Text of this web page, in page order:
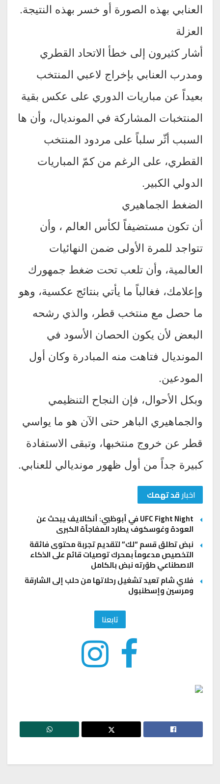
العنابي بهذه الصورة أو خسر بهذه النتيجة.
العزلة
أشار كثيرون إلى خطأ الاتحاد القطري
ومدرب العنابي بإخراج لاعبي المنتخب
بعيداً عن مباريات الدوري على عكس بقية
المنتخبات المشاركة في المونديال، وأن ها
السبب أثّر سلباً على مردود المنتخب
القطري، على الرغم من كمّ المباريات
الدولي الكبير.
الضغط الجماهيري
أن تكون مستضيفاً لكأس العالم ، وأن
تتواجد للمرة الأولى ضمن النهائيات
العالمية، وأن تلعب تحت ضغط جمهورك
وإعلامك، فغالباً ما يأتي بنتائج عكسية، وهو
ما حصل مع منتخب قطر، والذي رشحه
البعض لأن يكون الحصان الأسود في
المونديال فتاهت منه المبادرة وكان أول
المودعين.
وبكل الأحوال، فإن النجاح التنظيمي
والجماهيري الباهر حتى الآن هو ما يواسي
قطر عن خروج منتخبها، وتبقى الاستفادة
كبيرة جداً من أول ظهور مونديالي للعنابي.
اخبارقد تهمك
UFC Fight Night في أبوظبي: أنكالايف يبحث عن
العودة وغوسكوف يطارد المفاجأة الكبرى
نبض تطلق قسم “لك” لتقديم تجربة محتوى فائقة
التخصيص مدعوماً بمحرك توصيات قائم على الذكاء
الاصطناعي طوّرته نبض بالكامل
فلاي شام تعيد تشغيل رحلاتها من حلب إلى الشارقة
ومرسين وإسطنبول
تابعنا